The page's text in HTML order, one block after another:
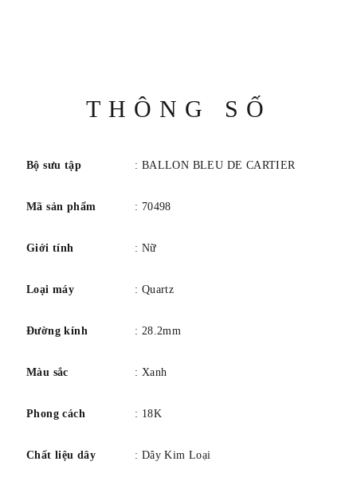
Chống nước ở độ sâu 30 mét/100 feet.
THÔNG SỐ
Bộ sưu tập : BALLON BLEU DE CARTIER
Mã sản phẩm : 70498
Giới tính : Nữ
Loại máy : Quartz
Đường kính : 28.2mm
Màu sắc : Xanh
Phong cách : 18K
Chất liệu dây : Dây Kim Loại